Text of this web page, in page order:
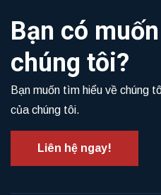
Bạn có
chúng tôi?
Bạn muốn tìm hiểu về chúng
của chúng tôi.
Liên hệ ngay!